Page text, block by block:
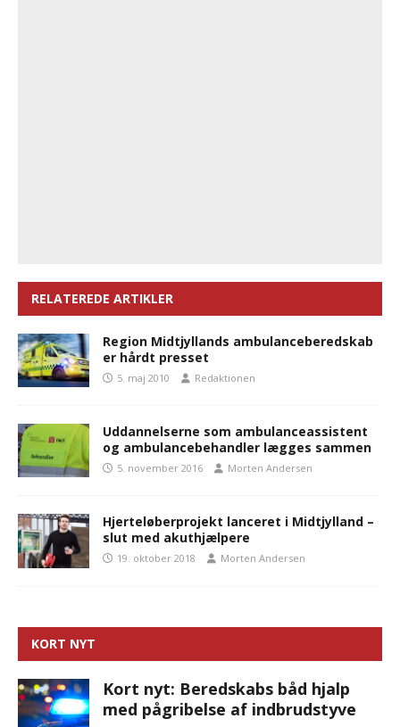
RELATEREDE ARTIKLER
Region Midtjyllands ambulanceberedskab
er hårdt presset
5. maj 2010 Redaktionen
Uddannelserne som ambulanceassistent
og ambulancebehandler lægges sammen
5. november 2016 Morten Andersen
Hjerteløberprojekt lanceret i Midtjylland –
slut med akuthjælpere
19. oktober 2018 Morten Andersen
KORT NYT
Kort nyt: Beredskabs båd hjalp
med pågribelse af indbrudstyve